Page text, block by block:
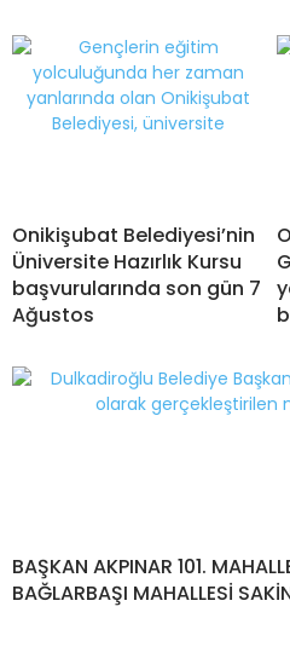
Onikişubat Belediyesi’nin
Üniversite Hazırlık Kursu
başvurularında son gün 7
Ağustos
BAŞKAN AKPINAR 101.
BAĞLARBAŞI MAHALLESİ